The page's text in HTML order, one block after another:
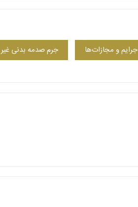
جرایم و مجازات‌ها جرم صدمه بدنی